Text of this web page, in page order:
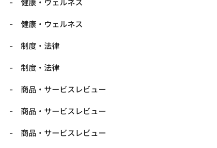
健康・ウェルネス
制度・法律
制度・法律
商品・サービスレビュー
商品・サービスレビュー
商品・サービスレビュー